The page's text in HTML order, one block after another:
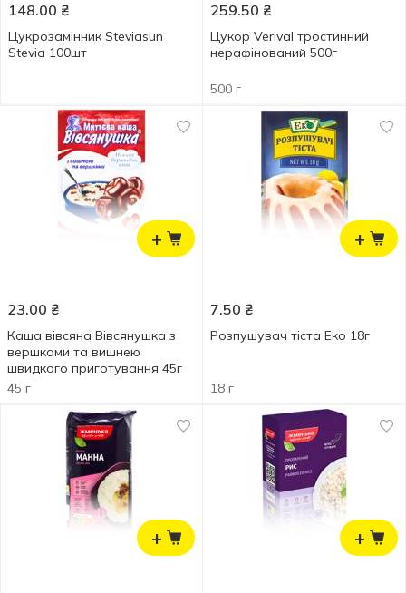
148.00 ₴
Цукрозамінник Steviasun
Stevia 100шт
259.50 ₴
Цукор Verival тростинний
нерафінований 500г
500 г
+
23.00 ₴
Каша вівсяна Вівсянушка з
вершками та вишнею
швидкого приготування 45г
45 г
+
7.50 ₴
Розпушувач тіста Еко 18г
18 г
+ +